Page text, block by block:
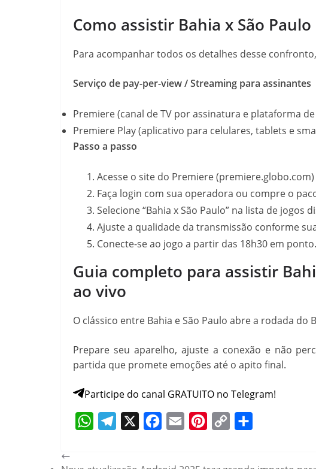
Como assistir Bahia x São
Para acompanhar todos os detalhes desse
Serviço de pay-per-view /Streaming para assinantes
Premiere (canal de TV por assinatura e plataforma
Premiere Play (aplicativo para celulares, tablets e
Passo a passo
Acesse o site do Premiere
Faça login com sua operadora ou compre o
Selecione “Bahia x São Paulo” na lista de jogos
Ajuste a qualidade da transmissão conforme
Conecte-se ao jogo a partir das 18h30 em ponto.
Guia completo para assistir
ao vivo
O clássico entre Bahia e São Paulo abre a rodada do
Prepare seu aparelho, ajuste a conexão e não
partida que promete emoções até o apito final.
Participe do canal GRATUITO no Telegram!